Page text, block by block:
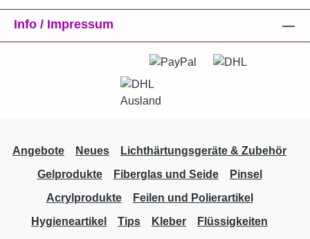
Info / Impressum
Angebote Neues
Lichthärtungsgeräte & Zubehör
Gelprodukte
Fiberglas und Seide
Pinsel
Acrylprodukte
Feilen und Polierartikel
Hygieneartikel
Tips Kleber Flüssigkeiten